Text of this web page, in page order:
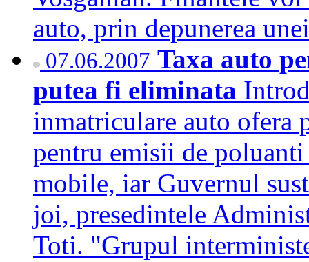
auto, prin depunerea
07.06.2007 Taxa auto
putea fi eliminata
inmatriculare auto
pentru emisii de
mobile, iar Guvernul
joi, presedintele
Toti. "Grupul